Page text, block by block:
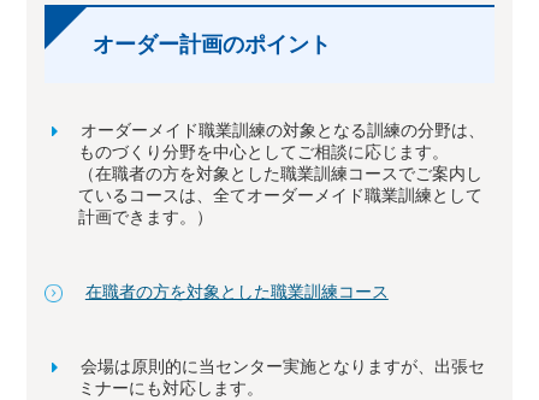
オーダー計画のポイント
オーダーメイド職業訓練の対象となる訓練の分野は、
ものづくり分野を中心としてご相談に応じます。
（在職者の方を対象とした職業訓練コースでご案内し
ているコースは、全てオーダーメイド職業訓練として
計画できます。）
在職者の方を対象とした職業訓練コース
会場は原則的に当センター実施となりますが、出張セ
ミナーにも対応します。